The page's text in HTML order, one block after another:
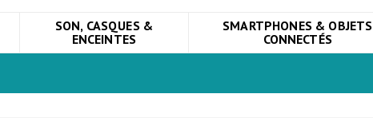
SON, CASQUES &
ENCEINTES
SMARTPHONES & OBJETS
CONNECTÉS